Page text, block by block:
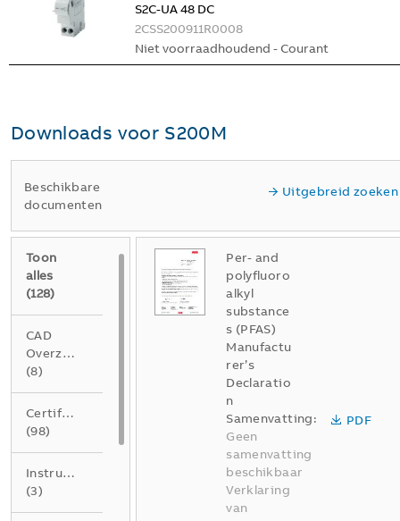
S2C-UA 48 DC
2CSS200911R0008
Niet voorraadhoudend - Courant
Downloads voor S200M
Beschikbare
documenten
Uitgebreid zoeken
Toon
alles
(128)
CAD
Overzichtstekening
(8)
Certificaat
(98)
Instructie
(3)
Per- and
polyfluoro
alkyl
substance
s (PFAS)
Manufactu
rer’s
Declaratio
n
Samenvatting:
Geen
samenvatting
beschikbaar
Verklaring
van
PDF